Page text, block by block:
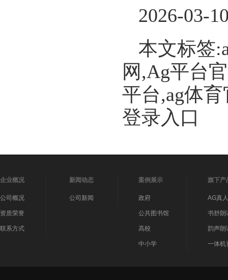
2026-03-
本文标签
网,Ag平台
平台,ag体
登录入口
企业概况
公司概况
资质荣誉
联系方式
新闻动态
公司新闻
案例展示
政府
公共图书馆
高校
中小学
旗下产
AG真
书舒朗
韵声朗
一体机